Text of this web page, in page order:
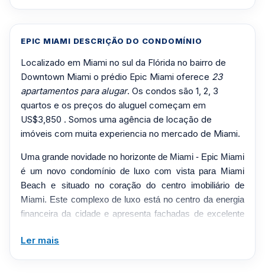
EPIC MIAMI DESCRIÇÃO DO CONDOMÍNIO
Localizado em Miami no sul da Flórida no bairro de
Downtown Miami o prédio Epic Miami oferece 23
apartamentos para alugar. Os condos são 1, 2, 3
quartos e os preços do aluguel começam em
US$3,850 . Somos uma agência de locação de
imóveis com muita experiencia no mercado de Miami.
Uma grande novidade no horizonte de Miami - Epic Miami
é um novo condomínio de luxo com vista para Miami
Beach e situado no coração do centro imobiliário de
Miami. Este complexo de luxo está no centro da energia
financeira da cidade e apresenta fachadas de excelente
melhores de todos os incorporadores. Todos os eventos e
Ler mais